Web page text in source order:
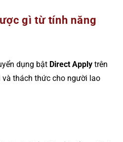
gì từ tính năng
dụng bật Direct Apply trên
thách thức cho người lao